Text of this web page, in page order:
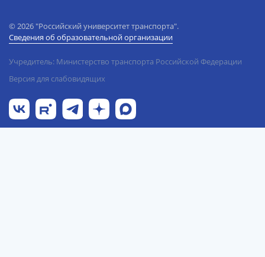
© 2026 "Российский университет транспорта".
Сведения об образовательной организации
Учредитель: Министерство транспорта Российской Федерации
Версия для слабовидящих